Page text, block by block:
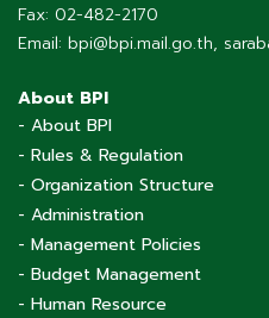
Fax: 02-482-2170
Email: bpi@bpi.mail.go.th,
About BPI
- About BPI
- Rules & Regulation
- Organization Structure
- Administration
- Management Policies
- Budget Management
- Human Resource